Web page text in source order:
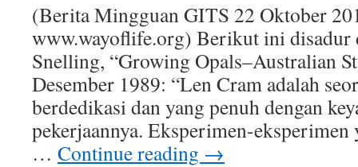
(Berita Mingguan GITS 22 Oktober
www.wayoflife.org) Berikut ini
Snelling, “Growing Opals–Australian
Desember 1989: “Len Cram adalah
berdedikasi dan yang penuh dengan
pekerjaannya. Eksperimen-
… Continue reading →